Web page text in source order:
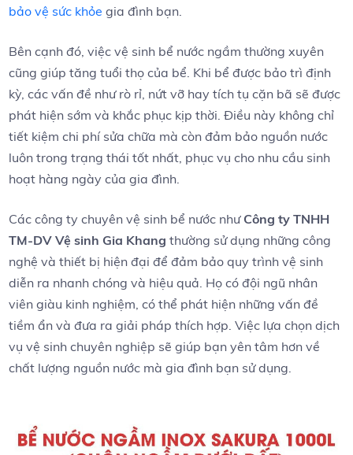
bảo vệ sức khỏe gia‍ đình bạn.
Bên ​cạnh đó, việc ⁤vệ⁣ sinh bể ‍nước ngầm thường ​xuyên
cũng giúp tăng⁤ tuổi ⁤thọ của bể. Khi bể ‍được bảo trì định
⁣kỳ, các vấn đề như rò rỉ, ‍nứt vỡ ​hay⁤ tích tụ cặn⁣ bã sẽ được
phát hiện sớm và khắc phục kịp thời. Điều này không chỉ
tiết ⁤kiệm chi phí sửa chữa mà còn đảm bảo nguồn nước
luôn trong trạng thái tốt nhất, phục vụ cho‌ nhu‍ cầu sinh
hoạt hàng ngày của‌ gia đình.
Các công ty chuyên⁢ vệ sinh ‍bể nước như Công ty TNHH
TM-DV Vệ sinh ⁣Gia Khang thường sử​ dụng những công
nghệ và thiết bị hiện đại để đảm bảo quy trình vệ sinh
diễn ra nhanh chóng và hiệu quả. Họ có đội ngũ nhân⁢
viên giàu‍ kinh nghiệm, có thể phát hiện những ​vấn đề ​
tiềm ẩn⁤ và đưa ra giải pháp thích hợp. Việc ‍lựa chọn dịch
vụ vệ ​sinh chuyên nghiệp sẽ giúp bạn yên tâm hơn về
chất lượng nguồn nước mà gia đình bạn sử⁤ dụng.